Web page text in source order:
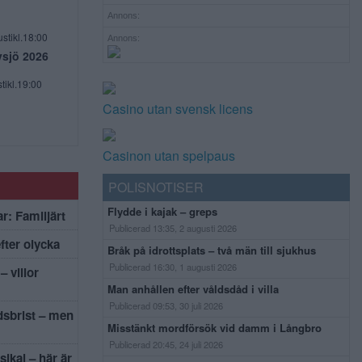
2026
Familjärt
olycka
villor
– men
– här är
Annons:
Annons:
Casino utan svensk licens
Casinon utan spelpaus
POLISNOTISER
Flydde i kajak – greps
Publicerad 13:35, 2 augusti 2026
Bråk på idrottsplats – två män till sjukhus
Publicerad 16:30, 1 augusti 2026
Man anhållen efter våldsdåd i villa
Publicerad 09:53, 30 juli 2026
Misstänkt mordförsök vid damm i Långbro
Publicerad 20:45, 24 juli 2026